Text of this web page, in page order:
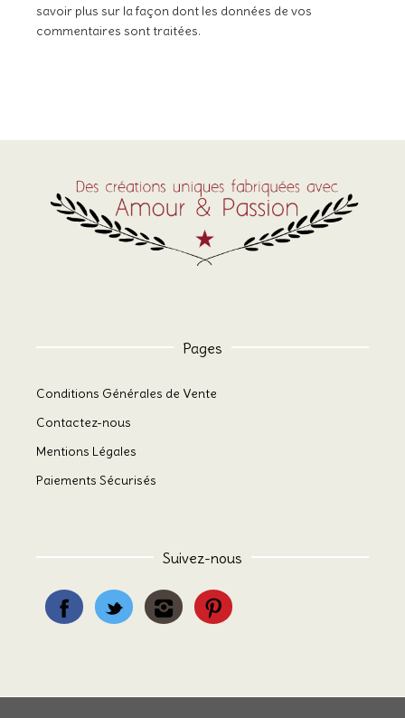
savoir plus sur la façon dont les données de vos
commentaires sont traitées.
Pages
Conditions Générales de Vente
Contactez-nous
Mentions Légales
Paiements Sécurisés
Suivez-nous